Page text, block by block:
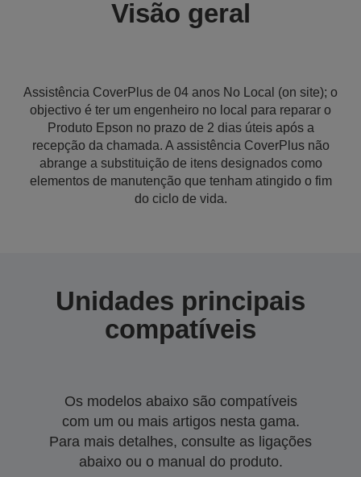
Visão geral
Assistência CoverPlus de 04 anos No Local (on site); o
objectivo é ter um engenheiro no local para reparar o
Produto Epson no prazo de 2 dias úteis após a
recepção da chamada. A assistência CoverPlus não
abrange a substituição de itens designados como
elementos de manutenção que tenham atingido o fim
do ciclo de vida.
Unidades principais
compatíveis
Os modelos abaixo são compatíveis
com um ou mais artigos nesta gama.
Para mais detalhes, consulte as ligações
abaixo ou o manual do produto.